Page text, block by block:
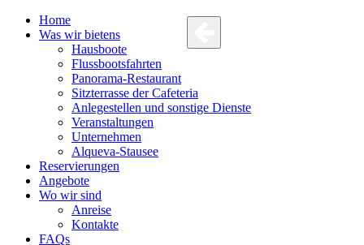
Home
Was wir bietens
Hausboote
Flussbootsfahrten
Panorama-Restaurant
Sitzterrasse der Cafeteria
Anlegestellen und sonstige Dienste
Veranstaltungen
Unternehmen
Alqueva-Stausee
Reservierungen
Angebote
Wo wir sind
Anreise
Kontakte
FAQs